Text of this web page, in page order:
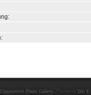
Coppermine Photo Gallery. Theme by Gin &